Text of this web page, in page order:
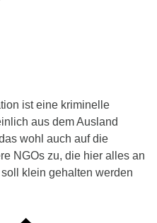
ist eine kriminelle
aus dem Ausland
wohl auch auf die
NGOs zu, die hier alles an
klein gehalten werden